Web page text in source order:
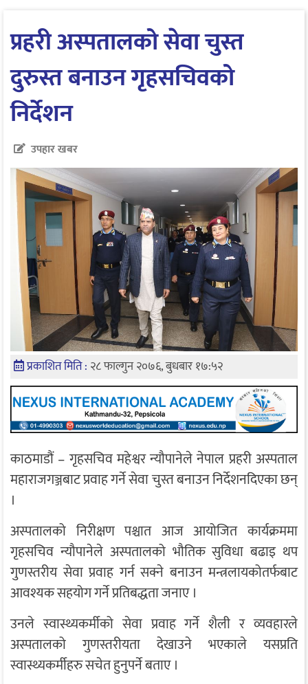
प्रहरी अस्पतालको सेवा चुस्त
दुरुस्त बनाउन गृहसचिवको
निर्देशन
उपहार खबर
प्रकाशित मिति : २८ फाल्गुन २०७६, बुधबार १७:५२
काठमाडौं – गृहसचिव महेश्वर न्यौपानेले नेपाल प्रहरी अस्पताल
महाराजगञ्जबाट प्रवाह गर्ने सेवा चुस्त बनाउन निर्देशनदिएका छन्
।
अस्पतालको निरीक्षण पश्चात आज आयोजित कार्यक्रममा
गृहसचिव न्यौपानेले अस्पतालको भौतिक सुविधा बढाइ थप
गुणस्तरीय सेवा प्रवाह गर्न सक्ने बनाउन मन्त्रलायकोतर्फबाट
आवश्यक सहयोग गर्ने प्रतिबद्धता जनाए ।
उनले स्वास्थ्यकर्मीको सेवा प्रवाह गर्ने शैली र व्यवहारले
अस्पतालको गुणस्तरीयता देखाउने भएकाले यसप्रति
स्वास्थ्यकर्मीहरु सचेत हुनुपर्ने बताए ।